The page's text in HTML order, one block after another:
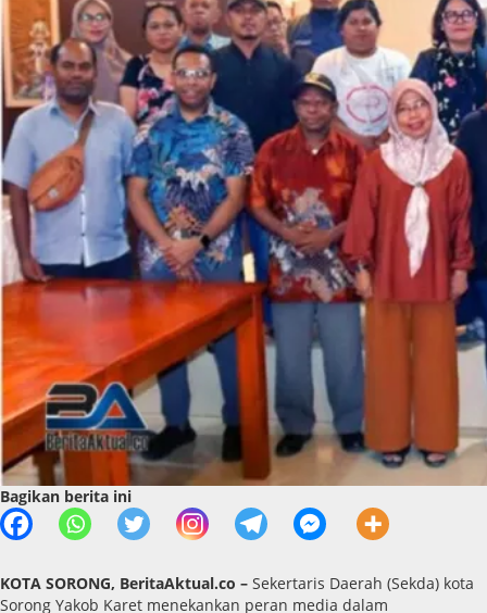
Bagikan berita ini
KOTA SORONG, BeritaAktual.co – Sekertaris Daerah (Sekda) kota
Sorong Yakob Karet menekankan peran media dalam